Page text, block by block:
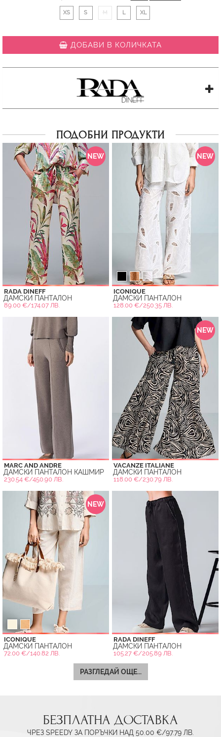
XS S M L XL
ДОБАВИ В КОЛИЧКАТА
ПОДОБНИ ПРОДУКТИ
NEW
RADA DINEFF
ДАМСКИ ПАНТАЛОН
89.00 €/174.07 ЛВ.
NEW
ICONIQUE
ДАМСКИ ПАНТАЛОН
128.00 €/250.35 ЛВ.
MARC AND ANDRE
ДАМСКИ ПАНТАЛОН КАШМИР
230.54 €/450.90 ЛВ.
NEW
VACANZE ITALIANE
ДАМСКИ ПАНТАЛОН
118.00 €/230.79 ЛВ.
NEW
ICONIQUE
ДАМСКИ ПАНТАЛОН
72.00 €/140.82 ЛВ.
RADA DINEFF
ДАМСКИ ПАНТАЛОН
105.27 €/205.89 ЛВ.
РАЗГЛЕДАЙ ОЩЕ...
БЕЗПЛАТНА ДОСТАВКА
ЧРЕЗ SPEEDY ЗА ПОРЪЧКИ НАД 50.00 €/97.79 ЛВ.